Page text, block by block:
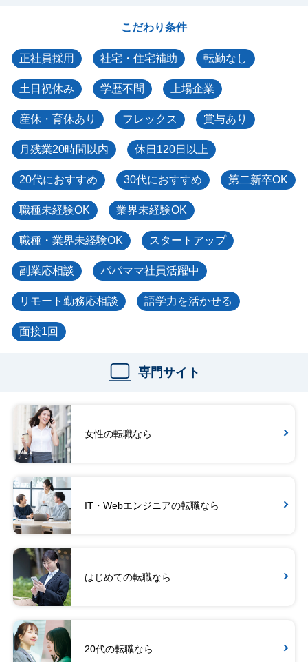
こだわり条件
正社員採用 社宅・住宅補助 転勤なし
土日祝休み 学歴不問 上場企業
産休・育休あり フレックス 賞与あり
月残業20時間以内 休日120日以上
20代におすすめ 30代におすすめ 第二新卒OK
職種未経験OK 業界未経験OK
職種・業界未経験OK スタートアップ
副業応相談 パパママ社員活躍中
リモート勤務応相談 語学力を活かせる
面接1回
専門サイト
女性の転職なら
IT・Webエンジニアの転職なら
はじめての転職なら
20代の転職なら